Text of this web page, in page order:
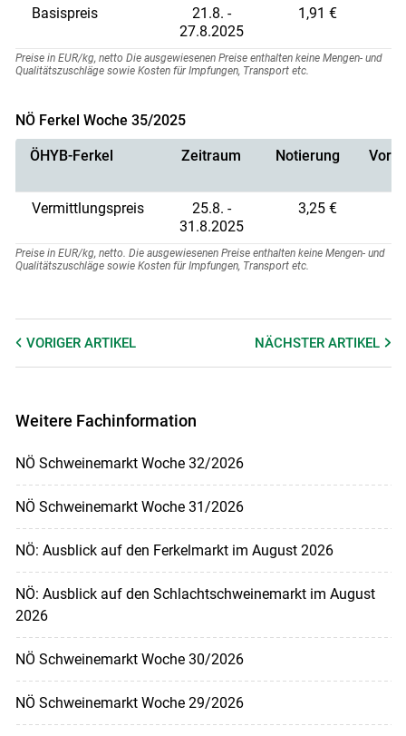
Basispreis
21.8. -
27.8.2025
1,91 €
Preise in EUR/kg, netto Die ausgewiesenen Preise enthalten keine Mengen- und
Qualitätszuschläge sowie Kosten für Impfungen, Transport etc.
NÖ Ferkel Woche 35/2025
ÖHYB-Ferkel Zeitraum Notierung
Vermittlungspreis
25.8. -
31.8.2025
3,25 €
Preise in EUR/kg, netto. Die ausgewiesenen Preise enthalten keine Mengen- und
Qualitätszuschläge sowie Kosten für Impfungen, Transport etc.
VORIGER ARTIKEL NÄCHSTERARTIKEL
Weitere Fachinformation
NÖ Schweinemarkt Woche 32/2026
NÖ Schweinemarkt Woche 31/2026
NÖ: Ausblick auf den Ferkelmarkt im August 2026
NÖ: Ausblick auf den Schlachtschweinemarkt im August
2026
NÖ Schweinemarkt Woche 30/2026
NÖ Schweinemarkt Woche 29/2026